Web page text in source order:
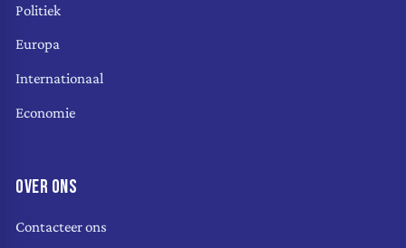
Politiek
Europa
Internationaal
Economie
OVER ONS
Contacteer ons